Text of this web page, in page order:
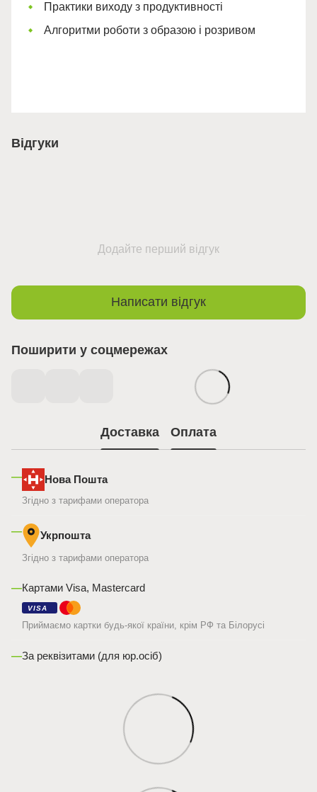
Практики виходу з продуктивності
Алгоритми роботи з образою і розривом
Відгуки
Додайте перший відгук
Написати відгук
Поширити у соцмережах
Доставка Оплата
— Нова Пошта
Згідно з тарифами оператора
— Укрпошта
Згідно з тарифами оператора
—Картами Visa, Mastercard
VISA
Приймаємо картки будь-якої країни, крім РФ та Білорусі
—За реквізитами (для юр.осіб)